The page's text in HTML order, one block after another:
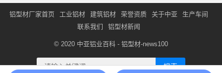
铝型材厂家首页 工业铝材 建筑铝材 荣誉资质 关于中亚
生产车间
联系我们
铝型材新闻
© 2020 中亚铝业百科 - 铝型材-news100
搜索